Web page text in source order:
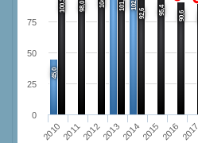
45,0
100,3 98,0 101,4
92,6 95,4 90,6
201020112012201320142015 2016 2017
0
25
50
75